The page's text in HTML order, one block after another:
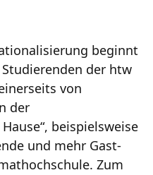
beginnt
der htw
von
der
beispielsweise
und mehr Gast-
Zum